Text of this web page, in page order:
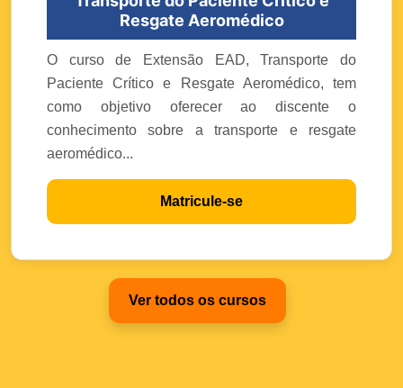
Resgate Aeromédico
O curso de Extensão EAD, Transporte do
Paciente Crítico e Resgate Aeromédico, tem
como objetivo oferecer ao discente o
conhecimento sobre a transporte e resgate
aeromédico...
Matricule-se
Ver todos os cursos